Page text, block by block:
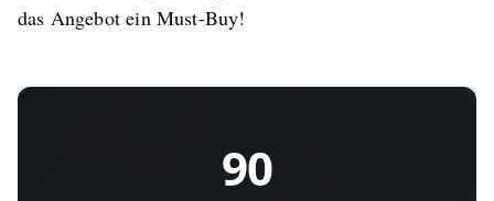
das Angebot ein Must-Buy!
90